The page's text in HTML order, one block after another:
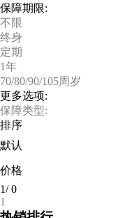
保障期限:
不限
终身
定期
1年
70/80/90/105周岁
更多选项:
保障类型:
排序
默认
价格
1/0
1